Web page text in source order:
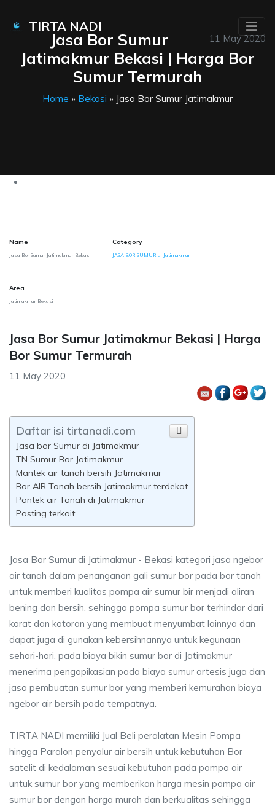
TIRTA NADI
11 May 2020
Jasa Bor Sumur
Jatimakmur Bekasi | Harga Bor
Sumur Termurah
Home » Bekasi » Jasa Bor Sumur Jatimakmur
Name
Jasa Bor Sumur Jatimakmur Bekasi
Category
JASA BOR SUMUR di Jatimakmur
Area
Jatimakmur Bekasi
Jasa Bor Sumur Jatimakmur Bekasi | Harga
Bor Sumur Termurah
11 May 2020
Daftar isi tirtanadi.com
Jasa bor Sumur di Jatimakmur
TN Sumur Bor Jatimakmur
Mantek air tanah bersih Jatimakmur
Bor AIR Tanah bersih Jatimakmur terdekat
Pantek air Tanah di Jatimakmur
Posting terkait:
Jasa Bor Sumur di Jatimakmur - Bekasi kategori jasa ngebor
air tanah dalam penanganan gali sumur bor pada bor tanah
untuk memberi kualitas pompa air sumur bir menjadi aliran
bening dan bersih, sehingga pompa sumur bor terhindar dari
karat dan kotoran yang membuat menyumbat lainnya dan
dapat juga di gunakan kebersihnannya untuk kegunaan
sehari-hari, pada biaya bikin sumur bor di Jatimakmur
menerima pengapikasian pada biaya sumur artesis juga dan
jasa pembuatan sumur bor yang memberi kemurahan biaya
ngebor air bersih pada tempatnya.
TIRTA NADI memiliki Jual Beli peralatan Mesin Pompa
hingga Paralon penyalur air bersih untuk kebutuhan Bor
satelit di kedalaman sesuai kebutuhan pada pompa air
untuk sumur bor yang memberikan harga mesin pompa air
sumur bor dengan harga murah dan berkualitas sehingga